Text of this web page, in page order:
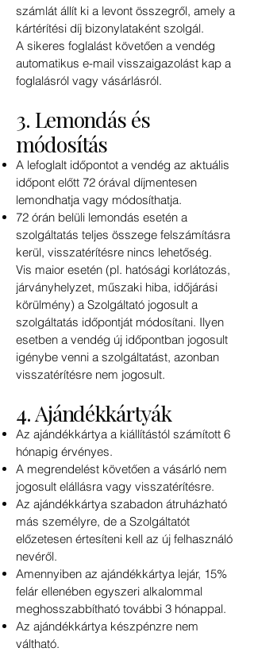
számlát állít ki a levont összegről, amely a
kártérítési díj bizonylataként szolgál.
A sikeres foglalást követően a vendég
automatikus e-mail visszaigazolást kap a
foglalásról vagy vásárlásról.
3. Lemondás és
módosítás
A lefoglalt időpontot a vendég az aktuális
időpont előtt 72 órával díjmentesen
lemondhatja vagy módosíthatja.
72 órán belüli lemondás esetén a
szolgáltatás teljes összege felszámításra
kerül, visszatérítésre nincs lehetőség.
Vis maior esetén (pl. hatósági korlátozás,
járványhelyzet, műszaki hiba, időjárási
körülmény) a Szolgáltató jogosult a
szolgáltatás időpontját módosítani. Ilyen
esetben a vendég új időpontban jogosult
igénybe venni a szolgáltatást, azonban
visszatérítésre nem jogosult.
4. Ajándékkártyák
Az ajándékkártya a kiállítástól számított 6
hónapig érvényes.
A megrendelést követően a vásárló nem
jogosult elállásra vagy visszatérítésre.
Az ajándékkártya szabadon átruházható
más személyre, de a Szolgáltatót
előzetesen értesíteni kell az új felhasználó
nevéről.
Amennyiben az ajándékkártya lejár, 15%
felár ellenében egyszeri alkalommal
meghosszabbítható további 3 hónappal.
Az ajándékkártya készpénzre nem
váltható.